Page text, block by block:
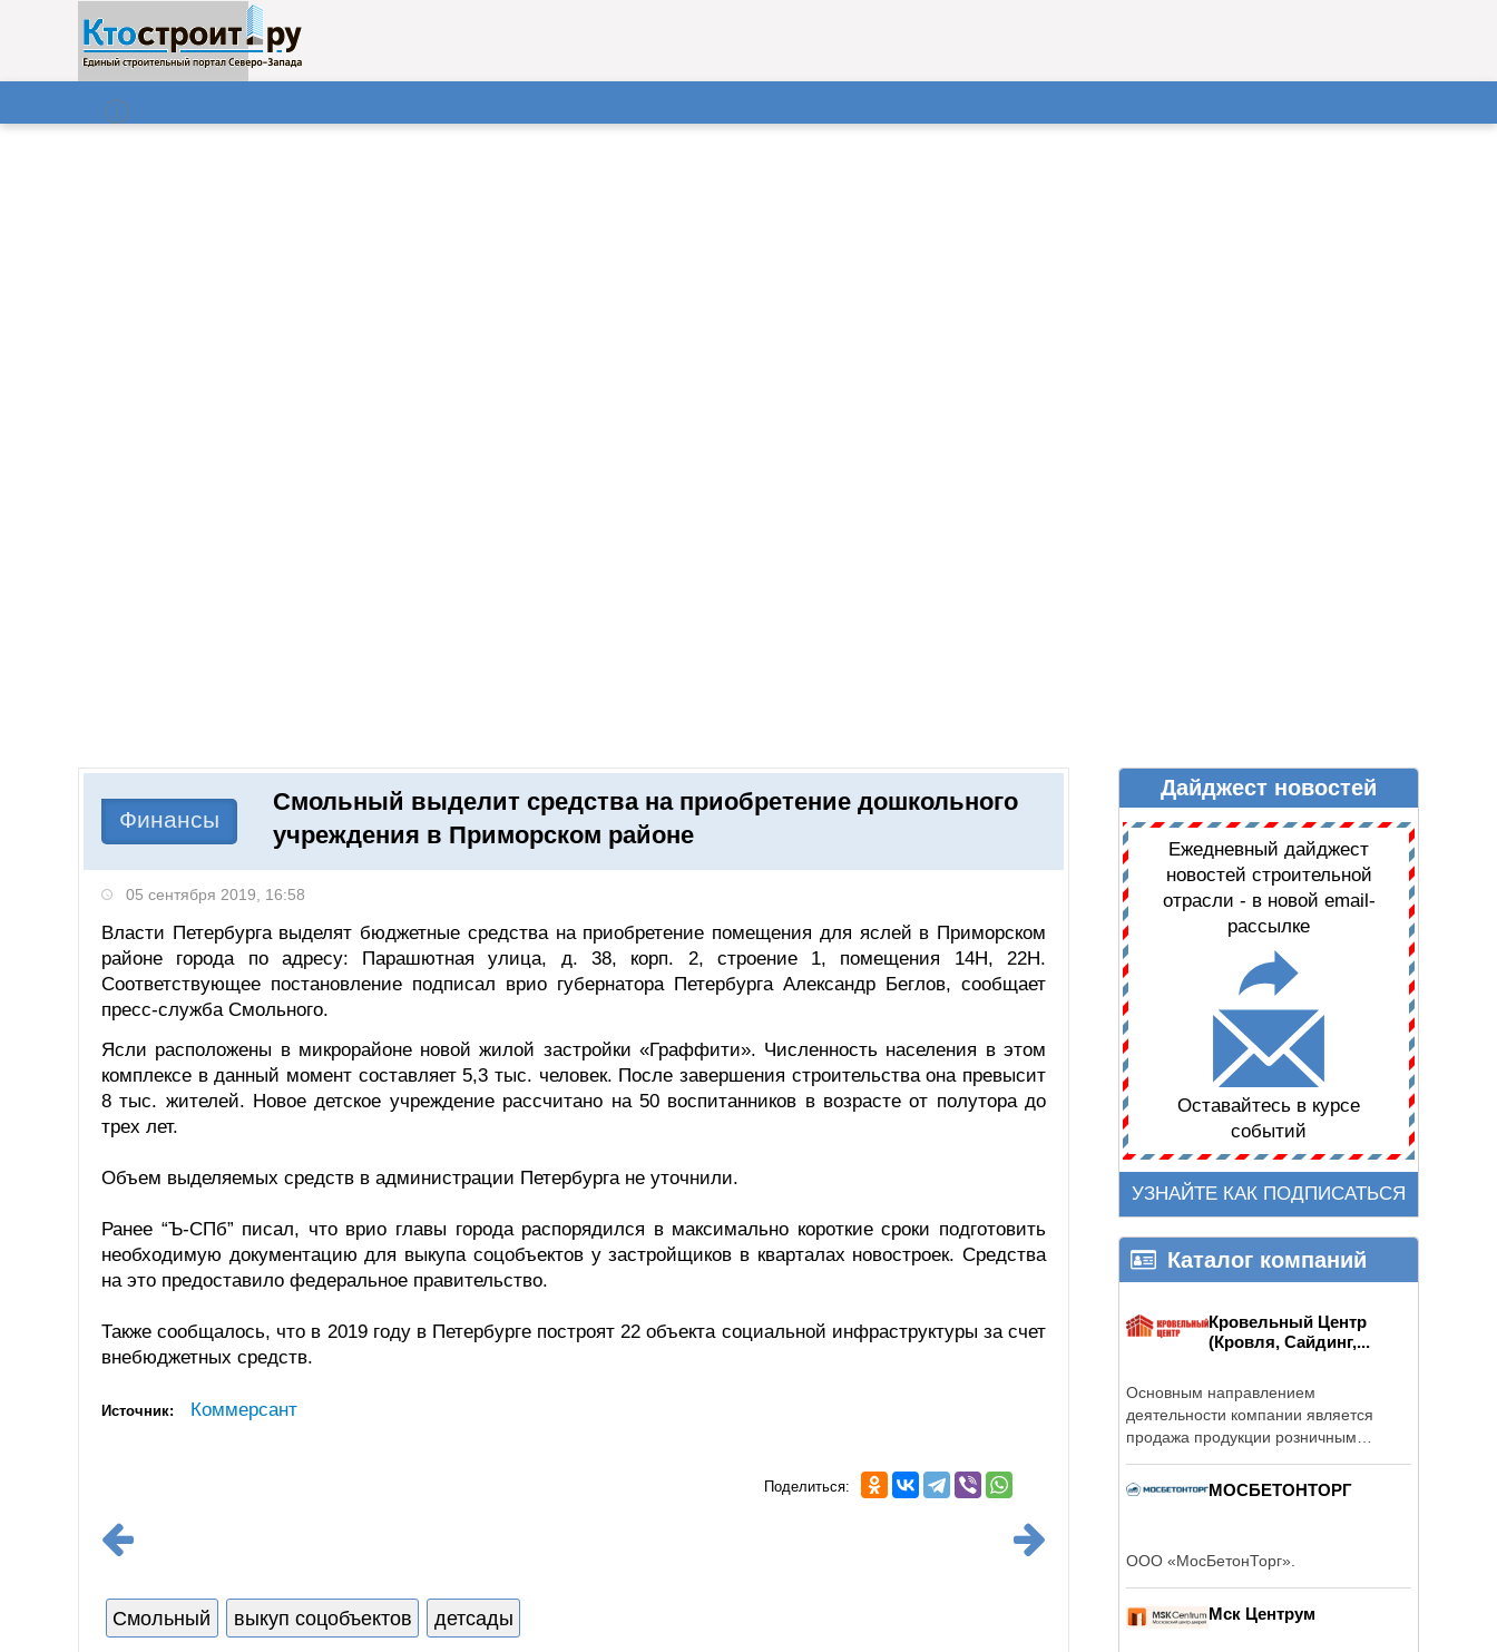
КОМПАНИИ ДАЙДЖЕСТ НОВОСТЕЙ
Финансы
Смольный выделит средства на приобретение дошкольного
учреждения в Приморском районе
05 сентября 2019, 16:58
Власти Петербурга выделят бюджетные средства на приобретение помещения для яслей в Приморском
районе города по адресу: Парашютная улица, д. 38, корп. 2, строение 1, помещения 14Н, 22Н.
Соответствующее постановление подписал врио губернатора Петербурга Александр Беглов, сообщает
пресс-служба Смольного.
Ясли расположены в микрорайоне новой жилой застройки «Граффити». Численность населения в этом
комплексе в данный момент составляет 5,3 тыс. человек. После завершения строительства она превысит
8 тыс. жителей. Новое детское учреждение рассчитано на 50 воспитанников в возрасте от полутора до
трех лет.
Объем выделяемых средств в администрации Петербурга не уточнили.
Ранее “Ъ-СПб” писал, что врио главы города распорядился в максимально короткие сроки подготовить
необходимую документацию для выкупа соцобъектов у застройщиков в кварталах новостроек. Средства
на это предоставило федеральное правительство.
Также сообщалось, что в 2019 году в Петербурге построят 22 объекта социальной инфраструктуры за счет
внебюджетных средств.
Источник: Коммерсант
Поделиться:
Смольный выкуп соцобъектов детсады
Дайджест новостей
Ежедневный дайджест
новостей строительной
отрасли - в новой email-
рассылке
Оставайтесь в курсе
событий
УЗНАЙТЕ КАК ПОДПИСАТЬСЯ
Каталог компаний
Кровельный Центр
(Кровля, Сайдинг,...
Основным направлением
деятельности компании является
продажа продукции розничным
МОСБЕТОНТОРГ
ООО «МосБетонТорг».
Мск Центрум